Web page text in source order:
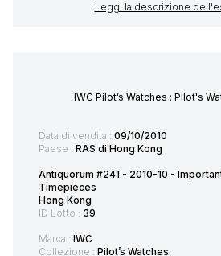
Leggi la descrizione
IWC Pilot’s Watches : Pilot's
Data di vendita : 09/10/2010
Paese : RAS di Hong Kong
Antiquorum #241 - 2010-10 -
Timepieces
Hong Kong
ID Lotto : 39
Marca : IWC
Collezione : Pilot’s Watches